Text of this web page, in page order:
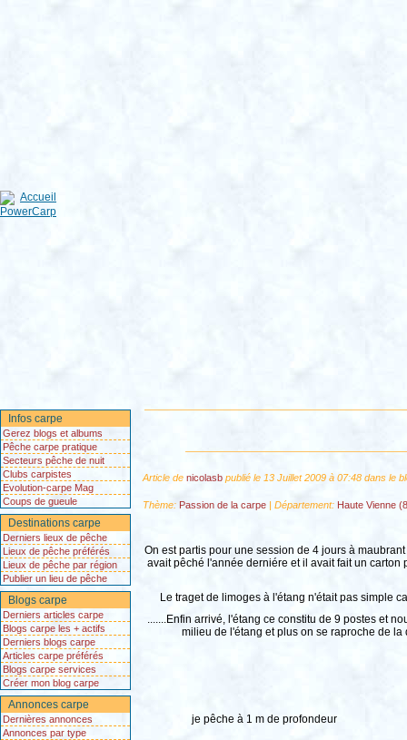
Infos carpe
Gerez blogs et albums
Pêche carpe pratique
Secteurs pêche de nuit
Clubs carpistes
Evolution-carpe Mag
Coups de gueule
Destinations carpe
Derniers lieux de pêche
Lieux de pêche préférés
Lieux de pêche par région
Publier un lieu de pêche
Blogs carpe
Derniers articles carpe
Blogs carpe les + actifs
Derniers blogs carpe
Articles carpe préférés
Blogs carpe services
Créer mon blog carpe
Annonces carpe
Dernières annonces
Annonces par type
Article de nicolasbpublié le 13 Juillet 2009 à 07:48 dans le
Thème: Passion de la carpe| Département: Haute Vienne
On est partis pour une session de 4 jours à
avait pêché l'année derniére et il avait fait un
Le traget de limoges à l'étang n'était pas simple
.......Enfin arrivé, l'étang ce constitu de 9 postes et
milieu de l'étang et plus on se raproche de
je pêche à 1 m de profondeur